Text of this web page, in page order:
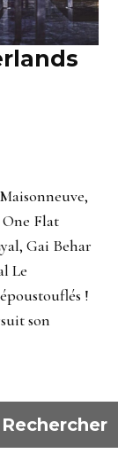
One Flat
Gai Behar
Le
!
son
Rechercher